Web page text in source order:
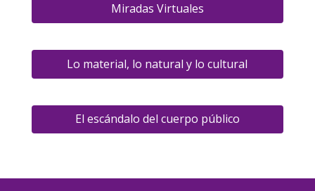
Miradas Virtuales
Lo material, lo natural y lo cultural
El escándalo del cuerpo público